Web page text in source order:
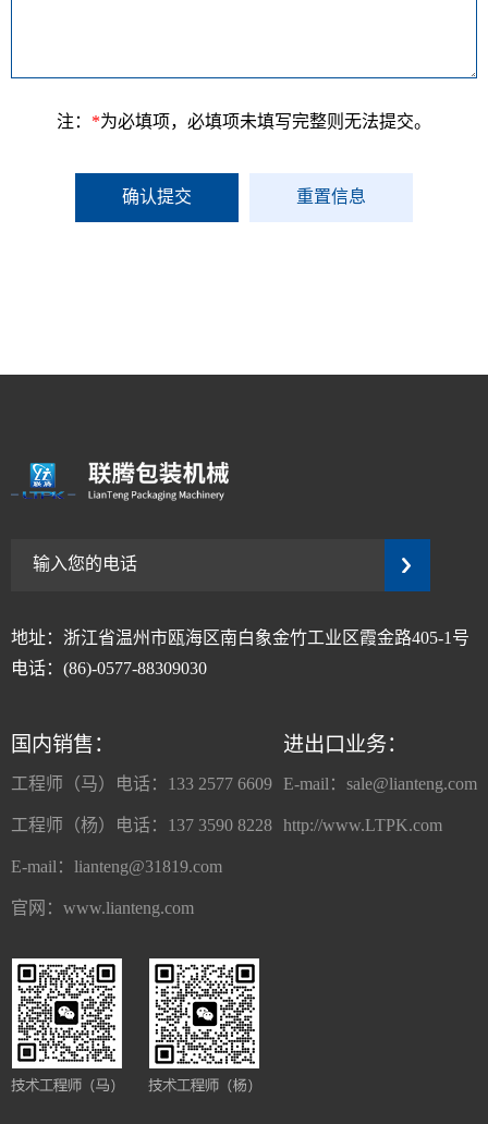
注： *为必填项，必填项未填写完整则无法提交。
地址：浙江省温州市瓯海区南白象金竹工业区霞金路405-1号
电话：(86)-0577-88309030
国内销售：
工程师（马）电话：133 2577 6609
工程师（杨）电话：137 3590 8228
E-mail： lianteng@31819.com
官网：www.lianteng.com
进出口业务：
E-mail： sale@lianteng.com
http://www.LTPK.com